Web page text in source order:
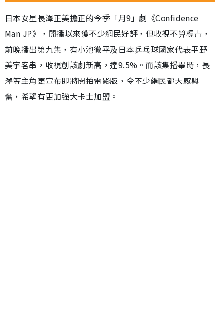
日本女星長澤正美擔正的今季「月9」劇《Confidence
Man JP》，開播以來獲不少網民好評，但收視不算標青，
前晚播出第九集，有小池徹平及日本乒乓球國家代表平野
美宇客串，收視創該劇新高，達9.5%。而該集播畢時，長
澤等主角更宣布即將開拍電影版，令不少網民都大感興
奮，希望有更加強大卡士加盟。